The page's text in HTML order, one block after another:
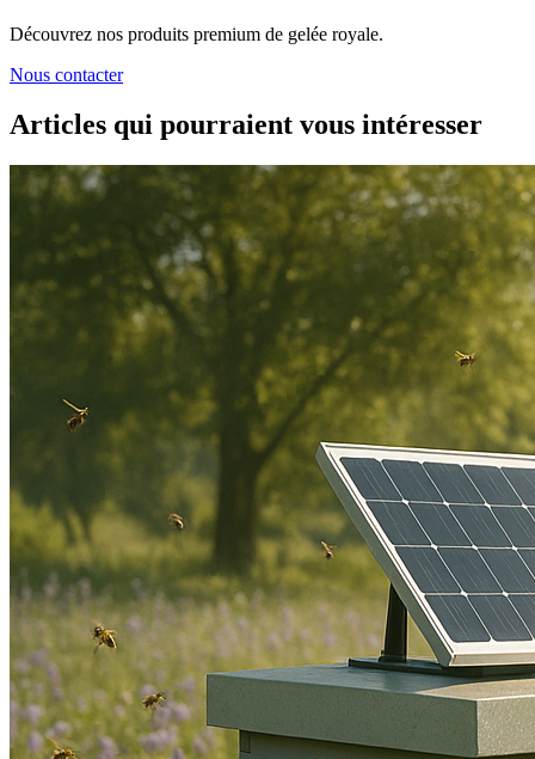
Découvrez nos produits premium de gelée royale.
Nous contacter
Articles qui pourraient vous intéresser